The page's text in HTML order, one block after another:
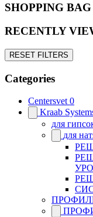
SHOPPING BAG
RECENTLY
RESET FILTERS
Categories
Centersvet 0
Kraab
для
для